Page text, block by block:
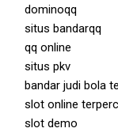
dominoqq
situs bandarqq
qq online
situs pkv
bandar judi bola
slot online
slot demo